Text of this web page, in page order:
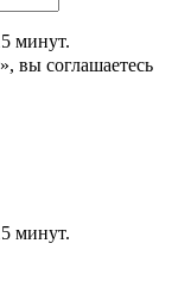
минут.
вы соглашаетесь
минут.